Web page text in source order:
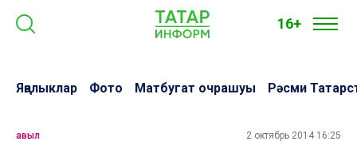
16+
Яңалыклар Фото Матбугат очрашуы Рәсми
авыл 2 октябрь 2014 16:25